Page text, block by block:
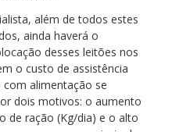
além de todos estes
ainda haverá o
desses leitões nos
o custo de assistência
com alimentação se
dois motivos: o aumento
de ração (Kg/dia) e o alto